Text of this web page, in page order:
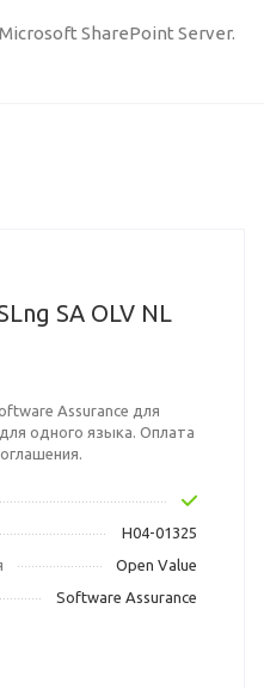
SharePoint Server.
SA OLV NL
Assurance для
одного языка. Оплата
H04-01325
Open Value
Software Assurance